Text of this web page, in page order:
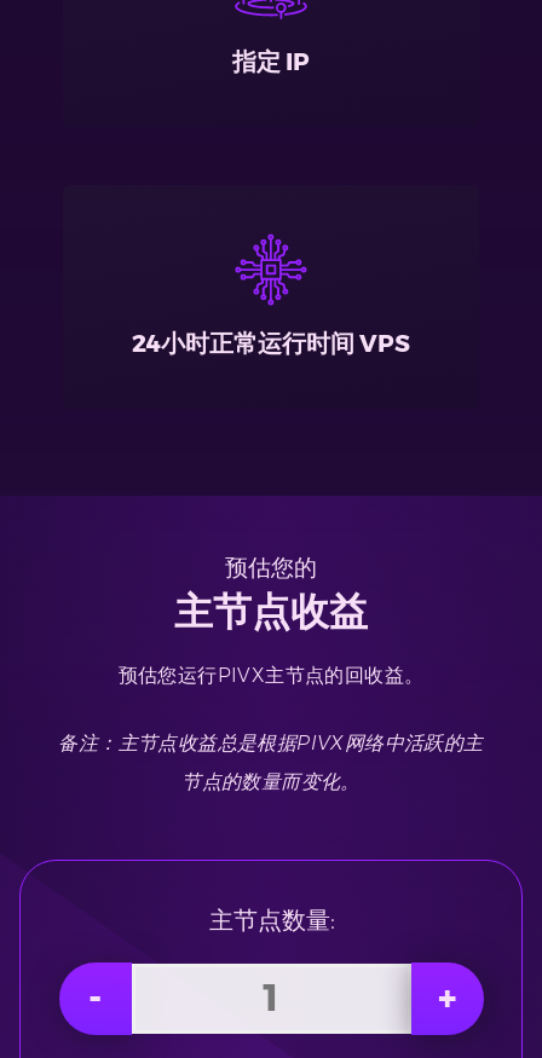
指定 IP
24小时正常运行时间 VPS
预估您的
主节点收益
预估您运行PIVX主节点的回收益。
备注：主节点收益总是根据PIVX网络中活跃的主
节点的数量而变化。
主节点数量: